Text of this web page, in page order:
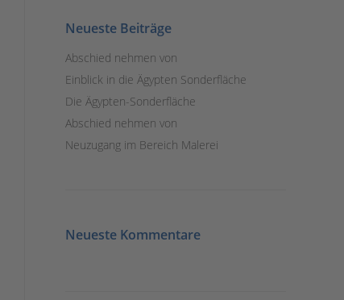
Neueste Beiträge
Abschied nehmen von
Einblick in die Ägypten Sonderfläche
Die Ägypten-Sonderfläche
Abschied nehmen von
Neuzugang im Bereich Malerei
Neueste Kommentare